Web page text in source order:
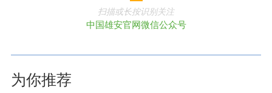
扫描或长按识别关注
中国雄安官网微信公众号
为你推荐